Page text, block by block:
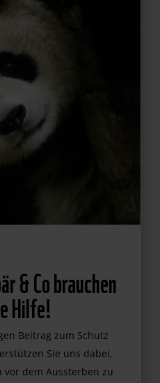
& Co brauchen
Hilfe!
Beitrag zum Schutz
Sie uns dabei,